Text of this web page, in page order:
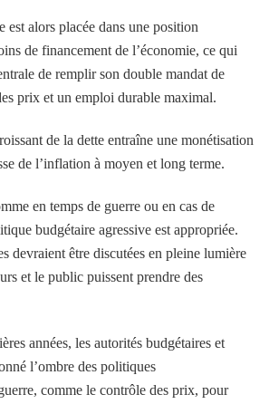
alors placée dans une position
de financement de l’économie, ce qui
de remplir son double mandat de
prix et un emploi durable maximal.
de la dette entraîne une monétisation
de l’inflation à moyen et long terme.
en temps de guerre ou en cas de
budgétaire agressive est appropriée.
devraient être discutées en pleine lumière
et le public puissent prendre des
années, les autorités budgétaires et
l’ombre des politiques
comme le contrôle des prix, pour